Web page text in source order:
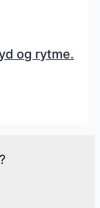
og rytme.
?